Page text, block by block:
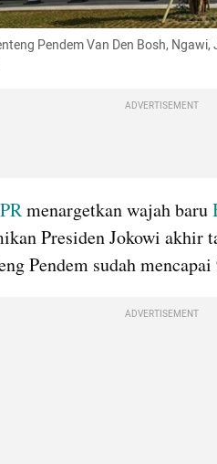
Pendem Van Den Bosh,
ADVERTISEMENT
menargetkan wajah baru
Presiden Jokowi akhir
Pendem sudah mencapai
ADVERTISEMENT